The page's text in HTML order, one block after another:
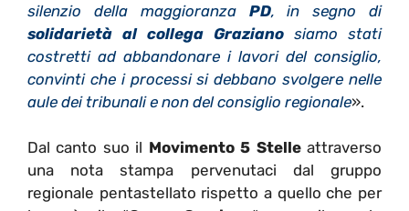
silenzio della maggioranza PD, in segno di
solidarietà al collega Graziano siamo stati
costretti ad abbandonare i lavori del consiglio,
convinti che i processi si debbano svolgere nelle
aule dei tribunali e non del consiglio regionale».
Dal canto suo il Movimento 5 Stelleattraverso
una nota stampa pervenutaci dal gruppo
regionale pentastellato rispetto a quello che per